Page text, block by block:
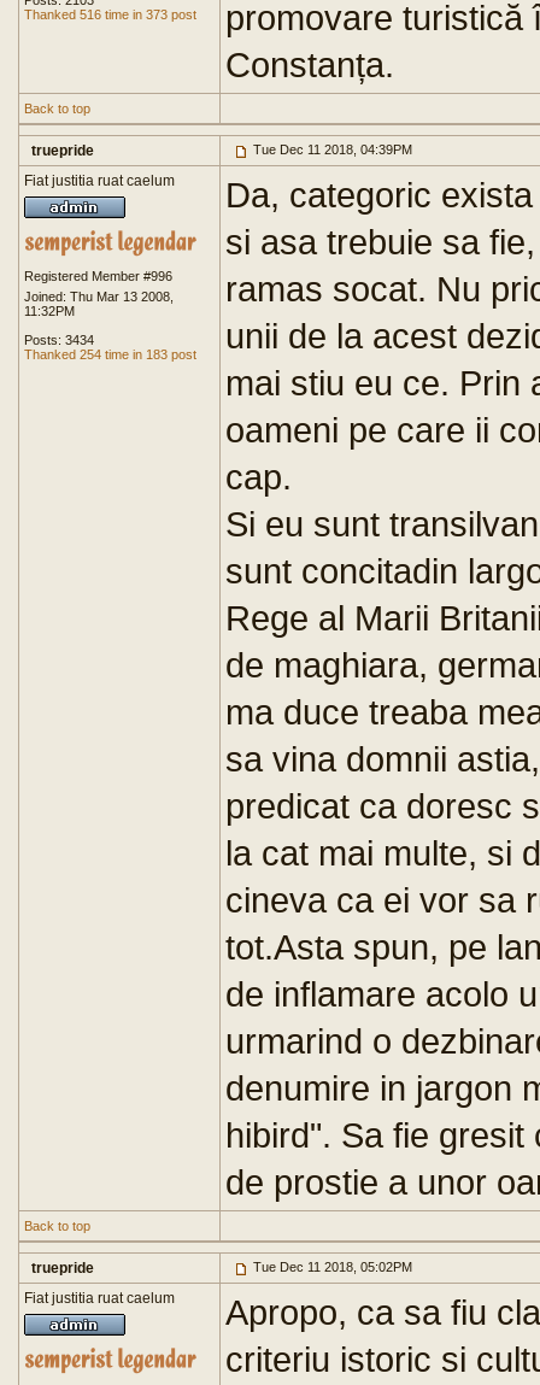
Thanked 516 time in 373 post
promovare turistică
Constanța.
Back to top
truepride Tue Dec 11 2018, 04:39PM
Fiat justitia ruat caelum
Registered Member #996
Joined: Thu Mar 13 2008,
11:32PM
Posts: 3434
Thanked 254 time in 183 post
Da, categoric
si asa trebuie sa
ramas socat. Nu
unii de la acest
mai stiu eu ce. Prin
oameni pe care ii
cap.
Si eu sunt
sunt concitadin
Rege al Marii
de maghiara,
ma duce treaba
sa vina domnii
predicat ca doresc
la cat mai multe, si
cineva ca ei vor sa
tot.Asta spun, pe
de inflamare acolo
urmarind o
denumire in jargon
hibird". Sa fie
de prostie a unor
Back to top
truepride Tue Dec 11 2018, 05:02PM
Fiat justitia ruat caelum
Apropo, ca sa fiu
criteriu istoric si